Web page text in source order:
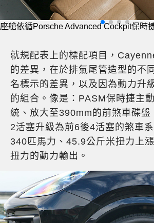
中控台植入12.3吋觸控螢幕
就規配表上的標配項目，
的差異，在於排氣尾管造型的不
名標示的差異，以及因為動力升
的組合。像是：PASM保時捷主
統、放大至390mm的前煞車碟盤
2活塞升級為前6後4活塞的煞車
340匹馬力、45.9公斤米扭力上
扭力的動力輸出。